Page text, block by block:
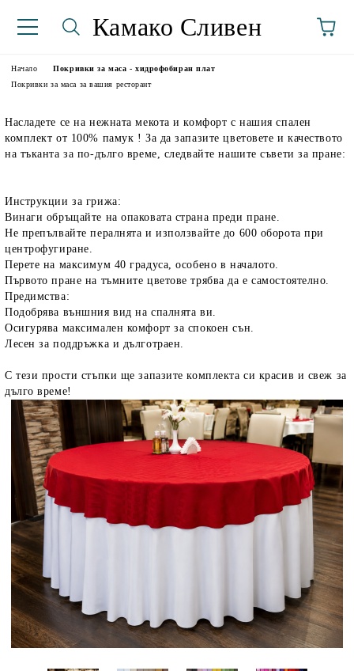
Камако Сливен
Начало
Покривки за маса - хидрофобиран плат
Покривки за маса за вашия ресторант
Насладете се на нежната мекота и комфорт с нашия спален
комплект от 100% памук ! За да запазите цветовете и качеството
на тъканта за по-дълго време, следвайте нашите съвети за пране:
Инструкции за грижа:
Винаги обръщайте на опаковата страна преди пране.
Не препълвайте пералнята и използвайте до 600 оборота при
центрофугиране.
Перете на максимум 40 градуса, особено в началото.
Първото пране на тъмните цветове трябва да е самостоятелно.
Предимства:
Подобрява външния вид на спалнята ви.
Осигурява максимален комфорт за спокоен сън.
Лесен за поддръжка и дълготраен.
С тези прости стъпки ще запазите комплекта си красив и свеж за
дълго време!